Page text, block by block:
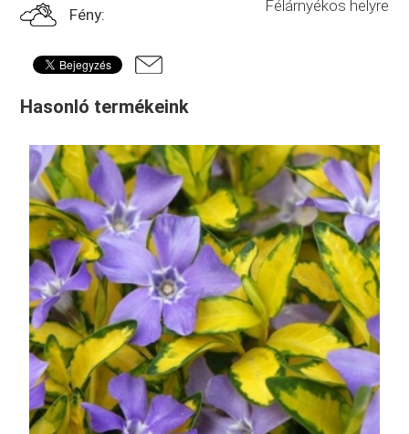
Fény: Félárnyékos helyre
Hasonló termékeink